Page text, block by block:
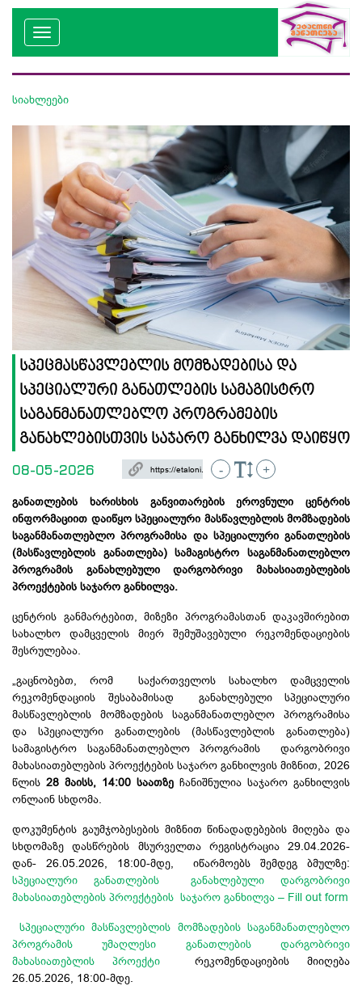
სიახლეები
სპეცმასწავლებლის მომზადებისა და
სპეციალური განათლების სამაგისტრო
საგანმანათლებლო პროგრამების
განახლებისთვის საჯარო განხილვა დაიწყო
08-05-2026 - +
განათლების ხარისხის განვითარების ეროვნული ცენტრის
ინფორმაციით დაიწყო სპეციალური მასწავლებლის მომზადების
საგანმანათლებლო პროგრამისა და სპეციალური განათლების
(მასწავლებლის განათლება) სამაგისტრო საგანმანათლებლო
პროგრამის განახლებული დარგობრივი მახასიათებლების
პროექტების საჯარო განხილვა.
ცენტრის განმარტებით, მიზეზი პროგრამასთან დაკავშირებით
სახალხო დამცველის მიერ შემუშავებული რეკომენდაციების
შესრულებაა.
„გაცნობებთ, რომ საქართველოს სახალხო დამცველის
რეკომენდაციის შესაბამისად განახლებული სპეციალური
მასწავლებლის მომზადების საგანმანათლებლო პროგრამისა
და სპეციალური განათლების (მასწავლებლის განათლება)
სამაგისტრო საგანმანათლებლო პროგრამის დარგობრივი
მახასიათებლების პროექტების საჯარო განხილვის მიზნით, 2026
წლის 28 მაისს, 14:00 საათზე ჩანიშნულია საჯარო განხილვის
ონლაინ სხდომა.
დოკუმენტის გაუმჯობესების მიზნით წინადადებების მიღება და
სხდომაზე დასწრების მსურველთა რეგისტრაცია 29.04.2026-
დან- 26.05.2026, 18:00-მდე, იწარმოებს შემდეგ ბმულზე:
სპეციალური განათლების განახლებული დარგობრივი
მახასიათებლების პროექტების საჯარო განხილვა – Fill out form
სპეციალური მასწავლებლის მომზადების საგანმანათლებლო
პროგრამის უმაღლესი განათლების დარგობრივი
მახასიათებლის პროექტირეკომენდაციების მიიღება
26.05.2026, 18:00-მდე.